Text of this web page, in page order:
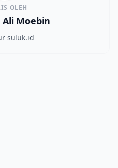
OLEH
Moebin
suluk.id